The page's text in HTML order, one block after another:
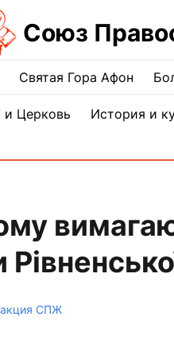
Союз
Святая Гора Афон
и Церковь История и
СПЖ